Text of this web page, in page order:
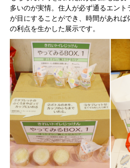
多いのが実情。住人が必ず通るエント
が目にすることができ、時間があれ
の利点を生かした展示です。